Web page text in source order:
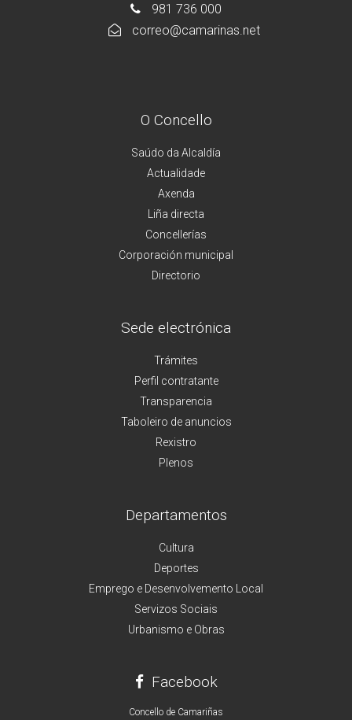
981 736 000
correo@camarinas.net
O Concello
Saúdo da Alcaldía
Actualidade
Axenda
Liña directa
Concellerías
Corporación municipal
Directorio
Sede electrónica
Trámites
Perfil contratante
Transparencia
Taboleiro de anuncios
Rexistro
Plenos
Departamentos
Cultura
Deportes
Emprego e Desenvolvemento Local
Servizos Sociais
Urbanismo e Obras
Facebook
Concello de Camariñas